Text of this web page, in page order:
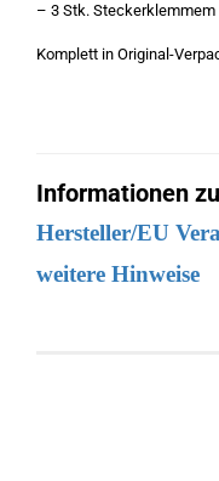
– 3 Stk. Steckerklemmem
Komplett in Original-
Informationen
Hersteller/EU
weitere Hinweise